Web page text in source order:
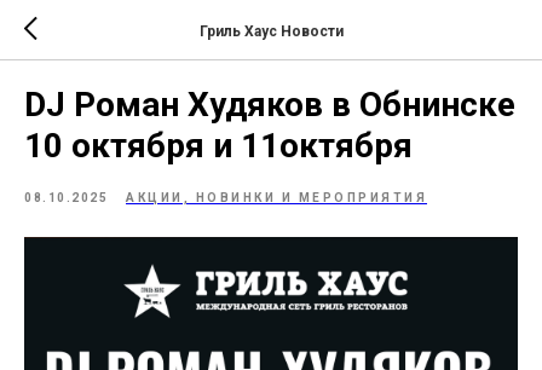
Гриль Хаус Новости
DJ Роман Худяков в Обнинске
10 октября и 11октября
08.10.2025 АКЦИИ, НОВИНКИ И МЕРОПРИЯТИЯ